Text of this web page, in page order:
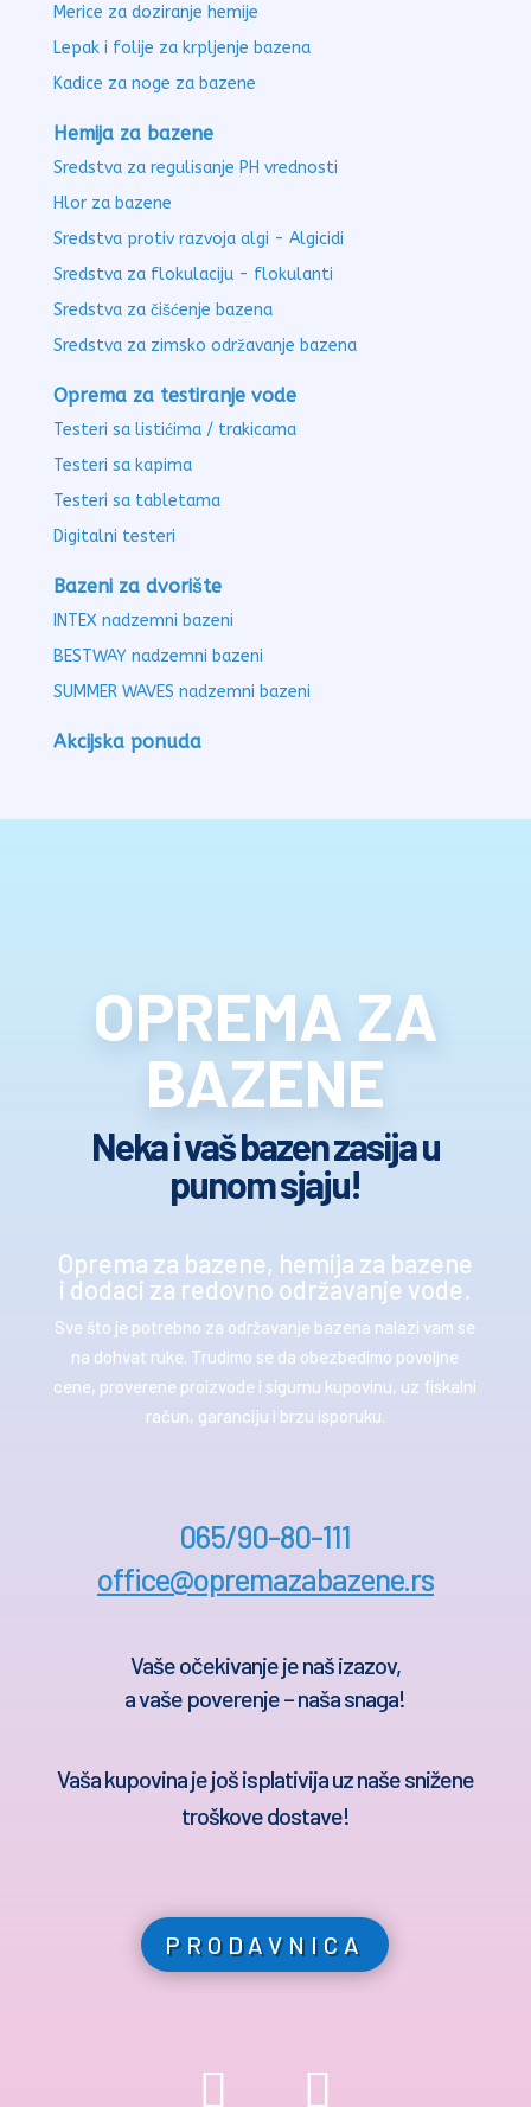
Merice za doziranje hemije
Lepak i folije za krpljenje bazena
Kadice za noge za bazene
Hemija za bazene
Sredstva za regulisanje PH vrednosti
Hlor za bazene
Sredstva protiv razvoja algi - Algicidi
Sredstva za flokulaciju - flokulanti
Sredstva za čišćenje bazena
Sredstva za zimsko održavanje bazena
Oprema za testiranje vode
Testeri sa listićima / trakicama
Testeri sa kapima
Testeri sa tabletama
Digitalni testeri
Bazeni za dvorište
INTEX nadzemni bazeni
BESTWAY nadzemni bazeni
SUMMER WAVES nadzemni bazeni
Akcijska ponuda
OPREMA ZA
BAZENE
Neka i vaš bazen zasija u
punom sjaju!
Oprema za bazene, hemija za bazene
i dodaci za redovno održavanje vode.
Sve što je potrebno za održavanje bazena nalazi vam se
na dohvat ruke. Trudimo se da obezbedimo povoljne
cene, proverene proizvode i sigurnu kupovinu, uz fiskalni
račun, garanciju i brzu isporuku.
065/90-80-111
office@opremazabazene.rs
Vaše očekivanje je naš izazov,
a vaše poverenje – naša snaga!
Vaša kupovina je još isplativija uz naše snižene
troškove dostave!
PRODAVNICA